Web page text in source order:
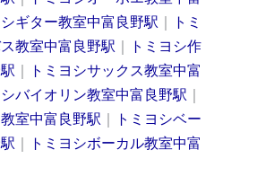
シギター教室中富良野駅 ｜ トミ
教室中富良野駅 ｜ トミヨシ作
｜ トミヨシサックス教室中富
シバイオリン教室中富良野駅 ｜
室中富良野駅 ｜ トミヨシベー
｜ トミヨシボーカル教室中富